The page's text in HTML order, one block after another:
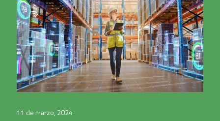
11 de marzo, 2024